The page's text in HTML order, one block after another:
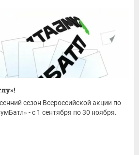
сезон Всероссийской акции по
- с 1 сентября по 30 ноября.